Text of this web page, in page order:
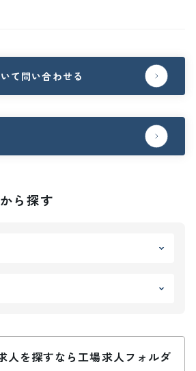
て問い合わせる
ら探す
人を探すなら工場求人フォルダ